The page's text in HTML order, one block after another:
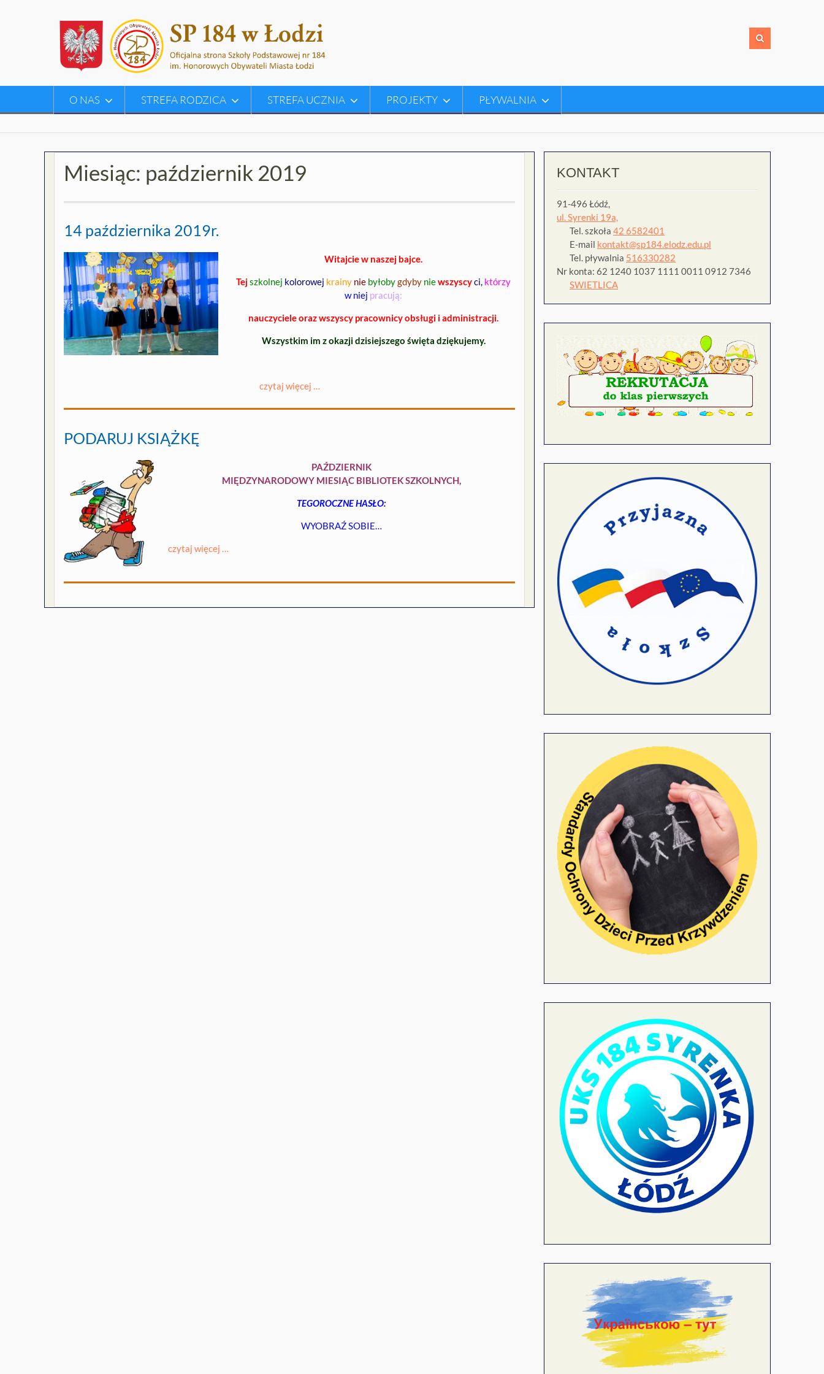
O NAS STREFA RODZICA STREFA UCZNIA PROJEKTY PŁYWALNIA
Miesiąc: październik 2019
14 października 2019r.
Witajcie w naszej bajce.
Tejszkolnej kolorowej krainy nie byłobygdyby niewszyscyci, którzy
w niej pracują:
nauczyciele oraz wszyscy pracownicy obsługi i administracji.
Wszystkim im z okazji dzisiejszego święta dziękujemy.
czytaj więcej …
PODARUJ KSIĄŻKĘ
PAŹDZIERNIK
MIĘDZYNARODOWY MIESIĄC BIBLIOTEK SZKOLNYCH,
TEGOROCZNE HASŁO:
WYOBRAŹ SOBIE…
czytaj więcej …
KONTAKT
91-496 Łódź,
ul. Syrenki 19a,
Tel. szkoła 42 6582401
E-mail kontakt@sp184.elodz.edu.pl
Tel. pływalnia 516330282
Nr konta: 62 1240 1037 1111 0011 0912 7346
SWIETLICA